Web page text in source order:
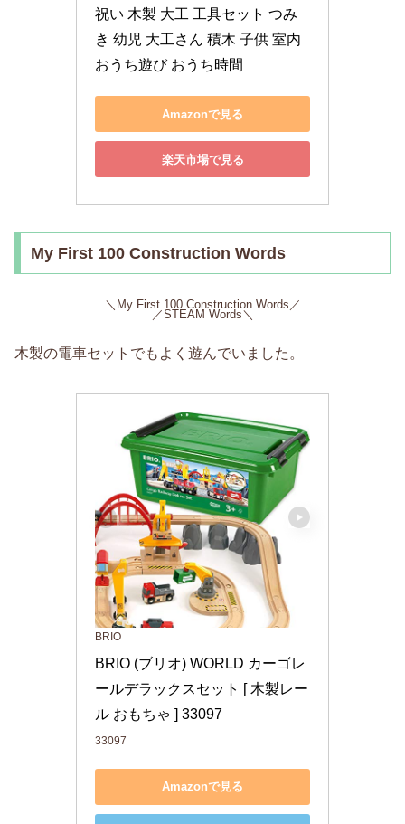
祝い 木製 大工 工具セット つみ
き 幼児 大工さん 積木 子供 室内
おうち遊び おうち時間
Amazonで見る
楽天市場で見る
My First 100 Construction Words
＼My First 100 Construction Words／
／STEAM Words＼
木製の電車セットでもよく遊んでいました。
BRIO
BRIO (ブリオ) WORLD カーゴレ
ールデラックスセット [ 木製レー
ル おもちゃ ] 33097
33097
Amazonで見る